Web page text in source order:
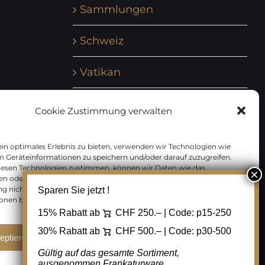
Cookie Zustimmung verwalten
optimales Erlebnis zu bieten, verwenden wir Technologien wie
Geräteinformationen zu speichern und/oder darauf zuzugreifen.
Technologien zustimmen, können wir Daten wie das
oder eindeutige IDs auf dieser Website verarbeiten. Wenn Sie Ihre
nicht erteilen oder zurückziehen, können bestimmte Merkmale
beeinträchtigt werden.
Ablehnen Cookie Einstellungen
Sammlungen
Schweiz
Vatikan
Zensurbelege Österreich
Zensurbelege Schweiz
Sparen Sie jetzt !
15% Rabatt ab CHF 250.– | Code: p15-250
30% Rabatt ab
CHF 500.– | Code: p30-500
Gültig auf das gesamte Sortiment,